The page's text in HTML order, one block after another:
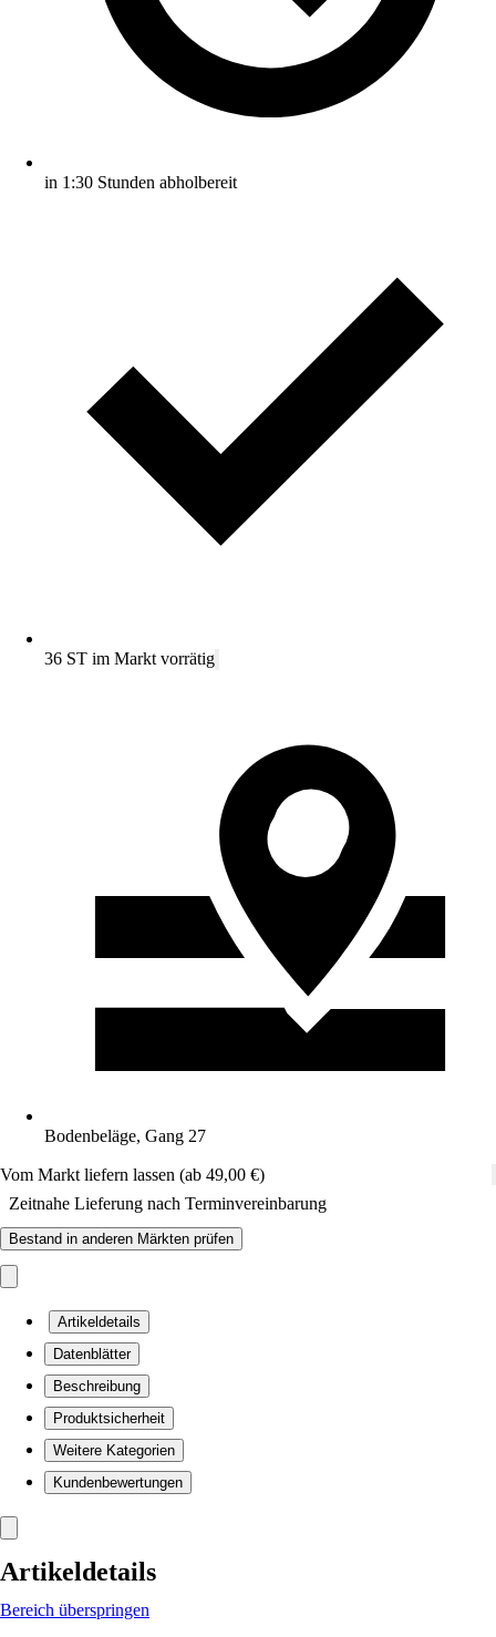
in 1:30 Stunden abholbereit
36 ST im Markt vorrätig
Bodenbeläge, Gang 27
Vom Markt liefern lassen (ab 49,00 €)
Zeitnahe Lieferung nach Terminvereinbarung
Bestand in anderen Märkten prüfen
Artikeldetails
Datenblätter
Beschreibung
Produktsicherheit
Weitere Kategorien
Kundenbewertungen
Artikeldetails
Bereich überspringen